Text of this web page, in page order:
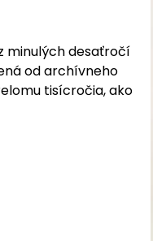
minulých desaťročí
od archívneho
tisícročia, ako